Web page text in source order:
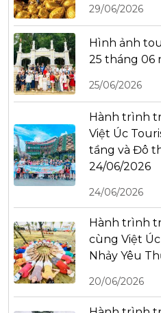
29/06/2026
Hình ảnh
25 tháng 06
25/06/2026
Hành trình
Việt Úc
tầng và Đô
24/06/2026
24/06/2026
Hành trình
cùng Việt
Nhảy Yêu
20/06/2026